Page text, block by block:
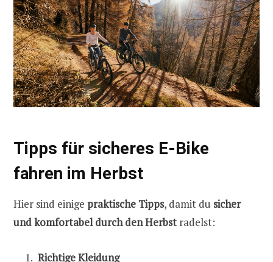
Tipps für sicheres E-Bike
fahren im Herbst
Hier sind einige praktische Tipps, damit du sicher
und komfortabel durch den Herbstradelst:
Richtige Kleidung